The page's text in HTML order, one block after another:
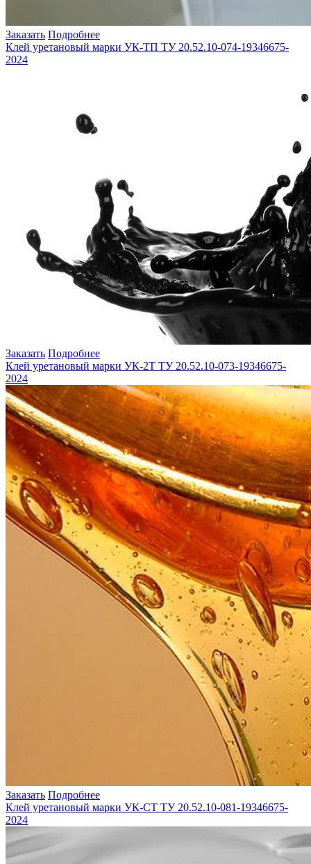
Заказать Подробнее
Клей уретановый марки УК-ТП ТУ 20.52.10-074-19346675-
2024
Заказать Подробнее
Клей уретановый марки УК-2Т ТУ 20.52.10-073-19346675-
2024
Заказать Подробнее
Клей уретановый марки УК-СТ ТУ 20.52.10-081-19346675-
2024